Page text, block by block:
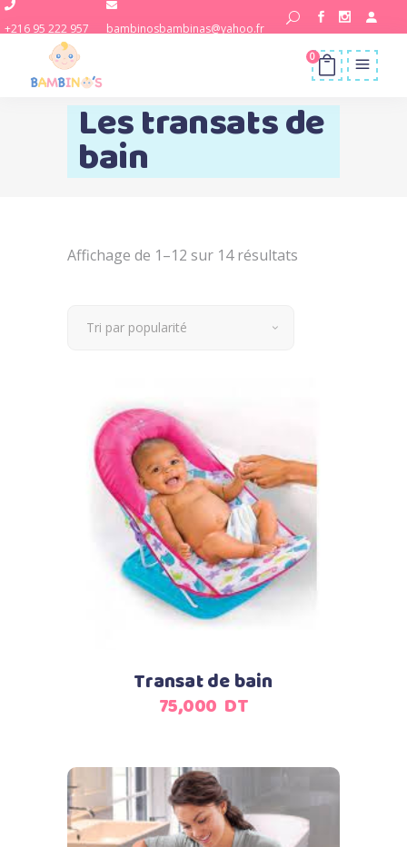
+216 95 222 957 bambinosbambinas@yahoo.fr
0
Les transats de
bain
Affichage de 1–12 sur 14 résultats
Tri par popularité
Ajouter au panier
Transat de bain
75,000 DT